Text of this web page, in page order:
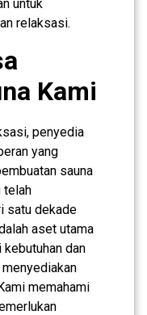
untuk
relaksasi.
Kami
penyedia
yang
sauna
telah
satu dekade
aset utama
dan
memahami